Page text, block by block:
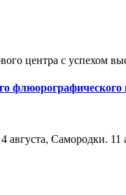
центра с успехом
флюорографического
августа, Самородки.